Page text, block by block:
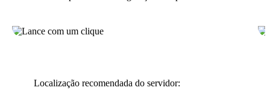
Localização recomendada do servidor: